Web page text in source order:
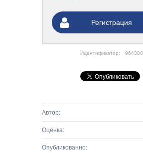
Регистрация
Идентификатор: 964380
Автор:
Оценка:
Опубликованно: